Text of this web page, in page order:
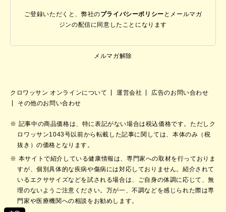
ご登録いただくと、弊社のプライバシーポリシー と メールマガ
ジンの配信に同意したことになります
メルマガ解除
クロワッサン オンラインについて 運営会社
広告のお問い合わせ
その他のお問い合わせ
記事中の商品価格は、特に表記がない場合は税込価格です。ただしク
ロワッサン1043号以前から転載した記事に関しては、本体のみ（税
抜き）の価格となります。
本サイトで紹介している健康情報は、専門家への取材を行っておりま
すが、個別具体的な疾病や傷病には対応しておりません。紹介されて
いるエクササイズなどを試される場合は、ご自身の体調に応じて、無
理のないようご注意ください。万が一、不調などを感じられた際は専
門家や医療機関への相談をお勧めします。